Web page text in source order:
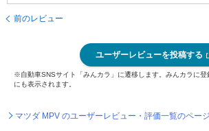
前のレビュー
ユーザーレビューを投稿する
※自動車SNSサイト「みんカラ」に遷移します。みんカラに登
にも表示されます。
マツダ MPV のユーザーレビュー・評価一覧のペー